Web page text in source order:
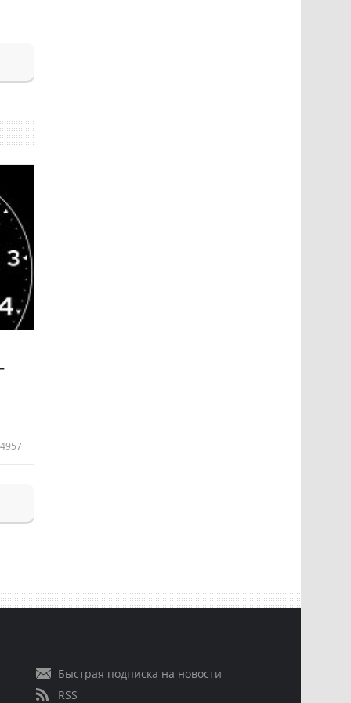
4957
Быстрая подписка на новости
RSS